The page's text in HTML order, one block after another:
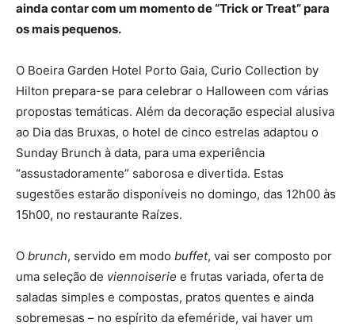
ainda contar com um momento de “Trick or Treat” para
os mais pequenos.
O Boeira Garden Hotel Porto Gaia, Curio Collection by
Hilton prepara-se para celebrar o Halloween com várias
propostas temáticas. Além da decoração especial alusiva
ao Dia das Bruxas, o hotel de cinco estrelas adaptou o
Sunday Brunch à data, para uma experiência
“assustadoramente” saborosa e divertida. Estas
sugestões estarão disponíveis no domingo, das 12h00 às
15h00, no restaurante Raízes.
O brunch, servido em modo buffet, vai ser composto por
uma seleção de viennoiserie e frutas variada, oferta de
saladas simples e compostas, pratos quentes e ainda
sobremesas – no espírito da efeméride, vai haver um